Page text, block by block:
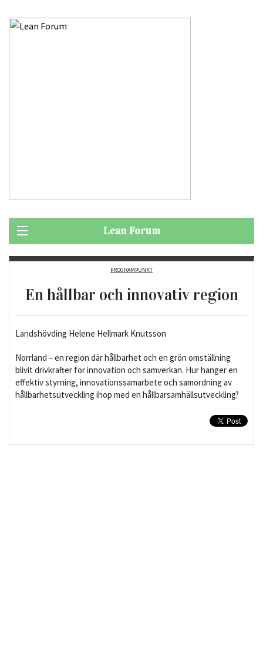
Lean Forum
PROGRAMPUNKT
En hållbar och innovativ region
Landshövding Helene Hellmark Knutsson
Norrland – en region där hållbarhet och en grön omställning
blivit drivkrafter för innovation och samverkan. Hur hänger en
effektiv styrning, innovationssamarbete och samordning av
hållbarhetsutveckling ihop med en hållbarsamhällsutveckling?